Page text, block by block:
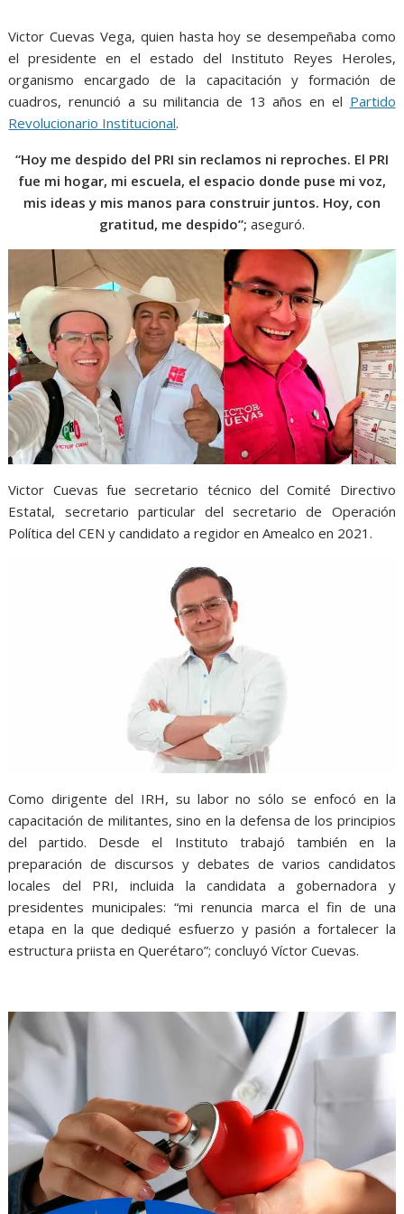
k p er
Victor Cuevas Vega, quien hasta hoy se desempeñaba como
el presidente en el estado del Instituto Reyes Heroles,
organismo encargado de la capacitación y formación de
cuadros, renunció a su militancia de 13 años en el Partido
Revolucionario Institucional.
“Hoy me despido del PRI sin reclamos ni reproches. El PRI
fue mi hogar, mi escuela, el espacio donde puse mi voz,
mis ideas y mis manos para construir juntos. Hoy, con
gratitud, me despido”; aseguró.
Victor Cuevas fue secretario técnico del Comité Directivo
Estatal, secretario particular del secretario de Operación
Política del CEN y candidato a regidor en Amealco en 2021.
Como dirigente del IRH, su labor no sólo se enfocó en la
capacitación de militantes, sino en la defensa de los principios
del partido. Desde el Instituto trabajó también en la
preparación de discursos y debates de varios candidatos
locales del PRI, incluida la candidata a gobernadora y
presidentes municipales: “mi renuncia marca el fin de una
etapa en la que dediqué esfuerzo y pasión a fortalecer la
estructura priista en Querétaro”; concluyó Víctor Cuevas.